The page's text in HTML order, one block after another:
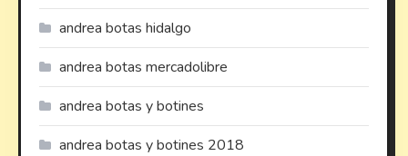
andrea botas hidalgo
andrea botas mercadolibre
andrea botas y botines
andrea botas y botines 2018